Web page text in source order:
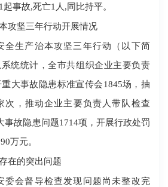
事故,死亡1人,同比持平。
坚三年行动开展情况
生产治本攻坚三年行动（以下简
统统计，全市共组织企业主要负责
大事故隐患标准宣传会1845场，抽
次，推动企业主要负责人带队检查
事故隐患问题1714项，开展行政处罚
万元。
的突出问题
会督导检查发现问题尚未整改完